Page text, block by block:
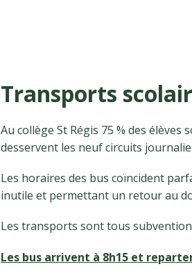
Transports
Au collège St Régis 75 % des
desservent les neuf circuits
Les horaires des bus coïncident
inutile et permettant un retour au
Les transports sont tous
Les bus arrivent à 8h15 et